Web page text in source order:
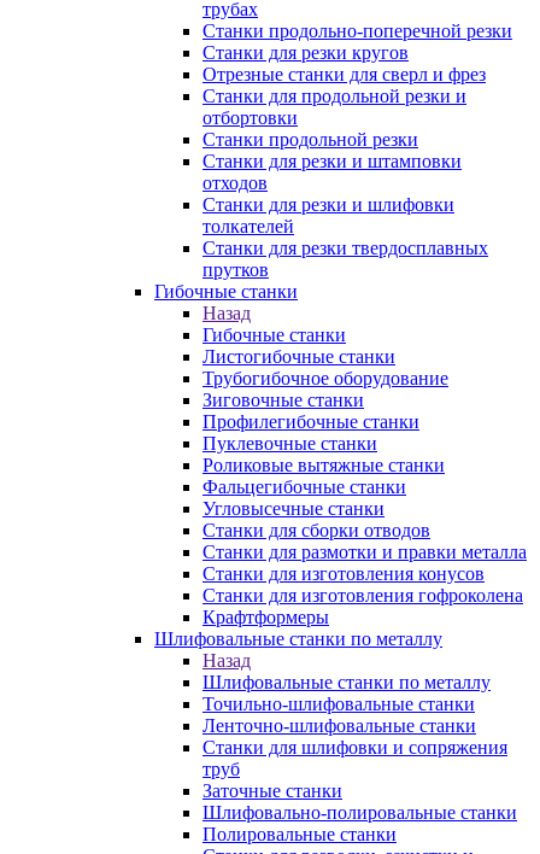
трубаx
Станки продольно-поперечной резки
Станки для резки кругов
Отрезные станки для сверл и фрез
Станки для продольной резки и
отбортовки
Станки продольной резки
Станки для резки и штамповки
отходов
Станки для резки и шлифовки
толкателей
Станки для резки твердосплавных
прутков
Гибочные станки
Назад
Гибочные станки
Листогибочные станки
Трубогибочное оборудование
Зиговочные станки
Профилегибочные станки
Пуклевочные станки
Роликовые вытяжные станки
Фальцегибочные станки
Угловысечные станки
Станки для сборки отводов
Станки для размотки и правки металла
Станки для изготовления конусов
Станки для изготовления гофроколена
Крафтформеры
Шлифовальные станки по металлу
Назад
Шлифовальные станки по металлу
Точильно-шлифовальные станки
Ленточно-шлифовальные станки
Станки для шлифовки и сопряжения
труб
Заточные станки
Шлифовально-полировальные станки
Полировальные станки